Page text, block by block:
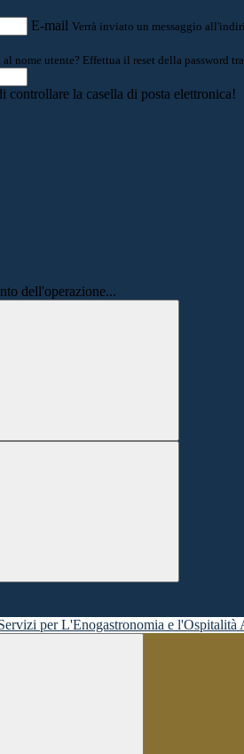
E-mail Verrà inviato un messaggio
nome utente? Effettua il reset della password
controllare la casella di posta elettronica!
dell'operazione...